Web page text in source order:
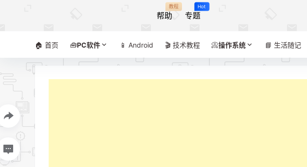
帮助
教程
专题
Hot
🏠 首页 🧰PC软件 📱 Android 🎬 技术教程 📀操作系统 📘 生活随记